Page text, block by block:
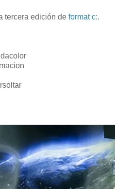
tercera edición de format c:.